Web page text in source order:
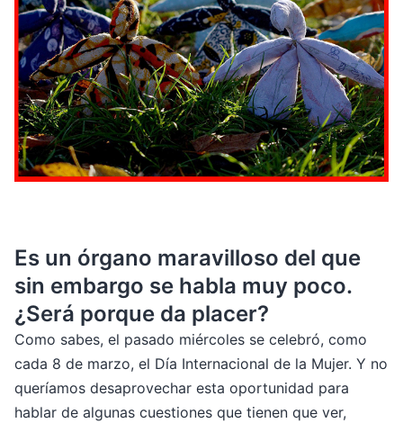
Es un órgano maravilloso del que
sin embargo se habla muy poco.
¿Será porque da placer?
Como sabes, el pasado miércoles se celebró, como
cada 8 de marzo, el Día Internacional de la Mujer. Y no
queríamos desaprovechar esta oportunidad para
hablar de algunas cuestiones que tienen que ver,